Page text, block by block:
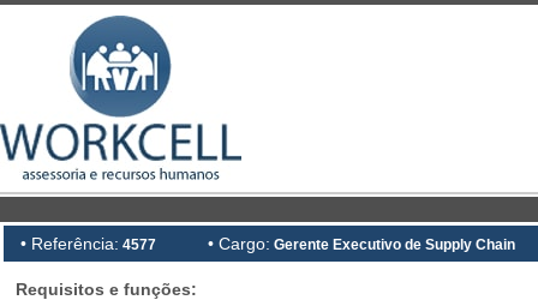
• Referência: 4577 • Cargo: Gerente Executivo de Supply Chain
Requisitos e funções: